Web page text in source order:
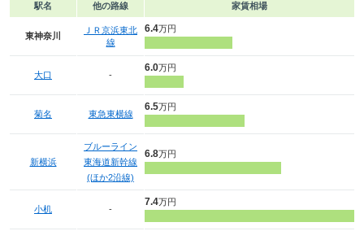
駅名 他の路線 家賃相場
東神奈川
ＪＲ京浜東北
線
6.4万円
大口 -
6.0万円
菊名 東急東横線
6.5万円
新横浜
ブルーライン
東海道新幹線
(ほか2沿線)
6.8万円
小机 -
7.4万円